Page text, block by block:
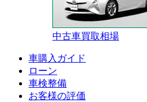
中古車買取相場
車購入ガイド
ローン
車検整備
お客様の評価